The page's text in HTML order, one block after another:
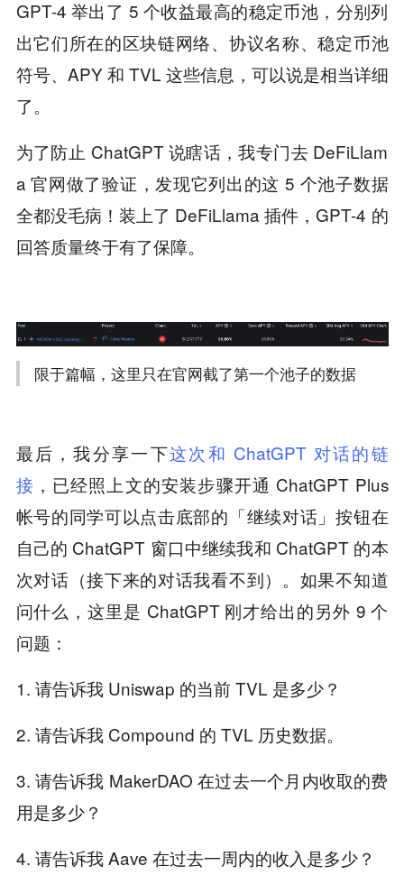
GPT-4 举出了 5 个收益最高的稳定币池，分别列
出它们所在的区块链网络、协议名称、稳定币池
符号、APY 和 TVL 这些信息，可以说是相当详细
了。
为了防止 ChatGPT 说瞎话，我专门去 DeFiLlam
a 官网做了验证，发现它列出的这 5 个池子数据
全都没毛病！装上了 DeFiLlama 插件，GPT-4 的
回答质量终于有了保障。
限于篇幅，这里只在官网截了第一个池子的数据
最后，我分享一下这次和 ChatGPT 对话的链
接 ，已经照上文的安装步骤开通 ChatGPT Plus
帐号的同学可以点击底部的「继续对话」按钮在
自己的 ChatGPT 窗口中继续我和 ChatGPT 的本
次对话（接下来的对话我看不到）。如果不知道
问什么，这里是 ChatGPT 刚才给出的另外 9 个
问题：
1. 请告诉我 Uniswap 的当前 TVL 是多少？
2. 请告诉我 Compound 的 TVL 历史数据。
3. 请告诉我 MakerDAO 在过去一个月内收取的费
用是多少？
4. 请告诉我 Aave 在过去一周内的收入是多少？